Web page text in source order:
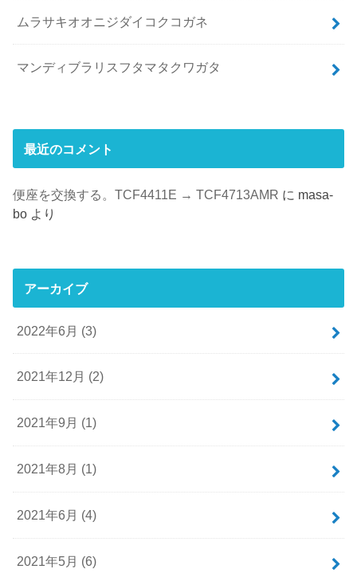
ムラサキオオニジダイコクコガネ
マンディブラリスフタマタクワガタ
最近のコメント
便座を交換する。TCF4411E → TCF4713AMR に masa-
bo より
アーカイブ
2022年6月 (3)
2021年12月 (2)
2021年9月 (1)
2021年8月 (1)
2021年6月 (4)
2021年5月 (6)